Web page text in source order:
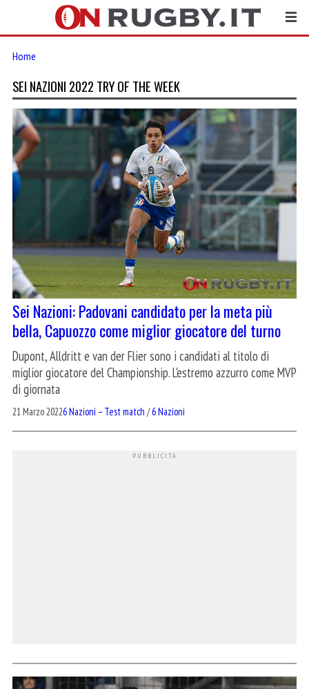
Home
SEI NAZIONI 2022 TRY OF THE WEEK
Sei Nazioni: Padovani candidato per la meta più
bella, Capuozzo come miglior giocatore del turno
Dupont, Alldritt e van der Flier sono i candidati al titolo di
miglior giocatore del Championship. L'estremo azzurro come MVP
di giornata
21 Marzo 20226 Nazioni – Test match /6 Nazioni